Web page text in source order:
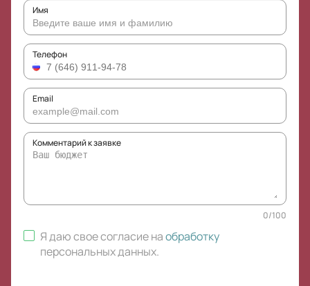
Имя
Телефон
Email
Комментарий к заявке
0/100
Я даю свое согласие наобработку
персональных данных.